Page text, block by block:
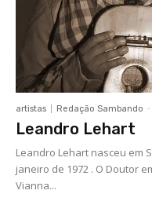
artistas Redação Sambando -
Leandro Lehart
Leandro Lehart nasceu em
janeiro de 1972 . O Doutor
Vianna...